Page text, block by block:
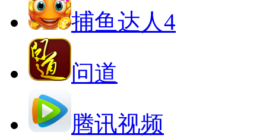
捕鱼达人4
问道
腾讯视频